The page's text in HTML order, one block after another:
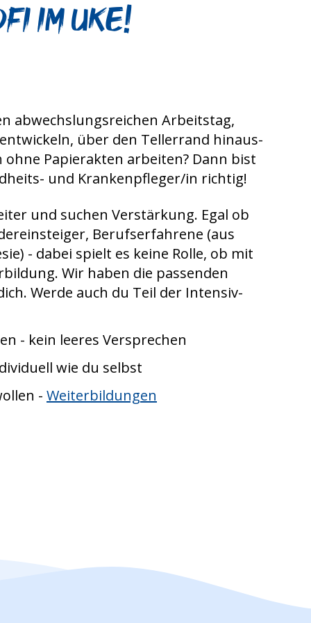
im UKE!
abwechslungs­reichen Arbeitstag,
über den Teller­rand hinaus­
ohne Papier­akten arbeiten? Dann bist
und Krankenpfleger/in richtig!
und suchen Ver­stärkung. Egal ob
Berufs­er­fahrene (aus
- dabei spielt es keine Rolle, ob mit
Wir haben die passenden
Werde auch du Teil der Intensiv­
- kein leeres Versprechen
wie du selbst
- Weiterbildungen